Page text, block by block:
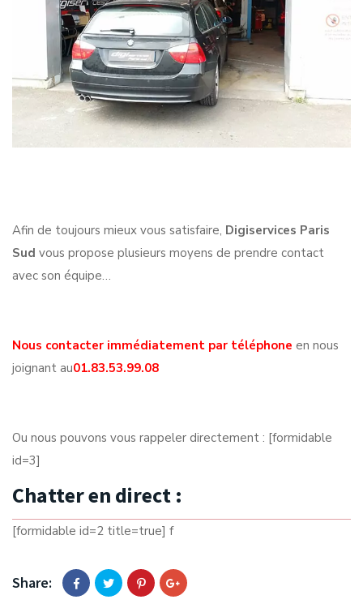
Afin de toujours mieux vous satisfaire, Digiservices Paris
Sud vous propose plusieurs moyens de prendre contact
avec son équipe…
Nous contacter immédiatement par téléphone en nous
joignant au01.83.53.99.08
Ou nous pouvons vous rappeler directement : [formidable
id=3]
Chatter en direct :
[formidable id=2 title=true] f
Share: